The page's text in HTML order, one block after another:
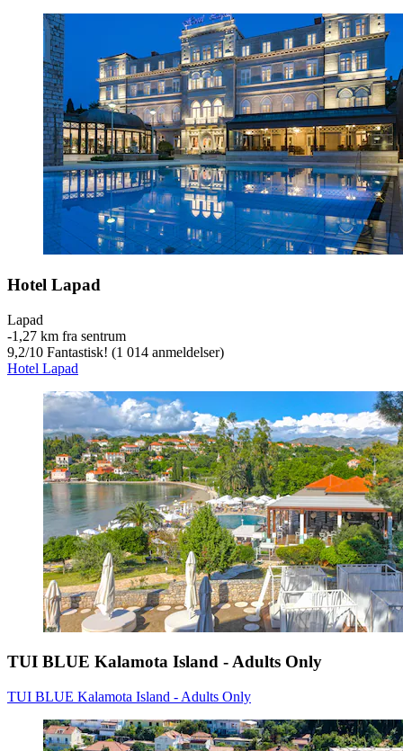
Hotel Lapad
Lapad
‐1,27 km fra sentrum
9,2/10 Fantastisk! (1 014 anmeldelser)
Hotel Lapad
TUI BLUE Kalamota Island - Adults Only
TUI BLUE Kalamota Island - Adults Only